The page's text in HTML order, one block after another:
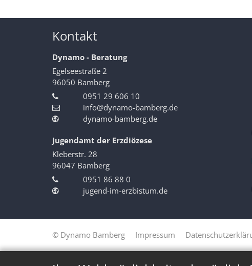
Kontakt
Dynamo - Beratung
Egelseestraße 2
96050 Bamberg
0951 29 606 10
info@dynamo-bamberg.de
dynamo-bamberg.de
Jugendamt der Erzdiözese
Kleberstr. 28
96047 Bamberg
0951 86 88 0
jugend-im-erzbistum.de
© Dynamo Bamberg Impressum